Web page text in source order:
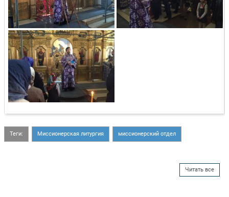
Теги: Миссионерская литургия миссионерский отдел
Читать все